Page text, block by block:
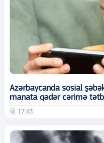
Azərbaycanda sosial
manata qədər cərimə
17:43